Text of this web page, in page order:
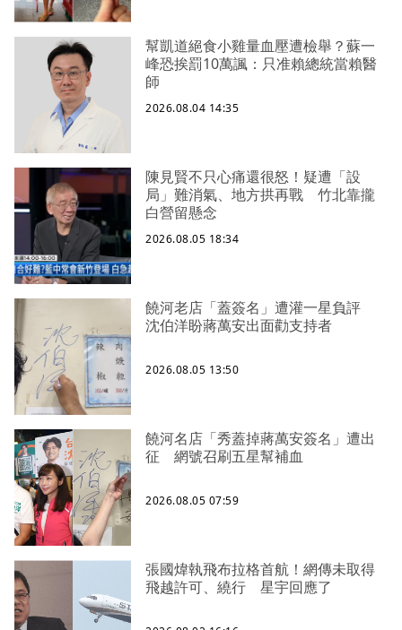
幫凱道絕食小雞量血壓遭檢舉？蘇一
峰恐挨罰10萬諷：只准賴總統當賴醫
師
2026.08.04 14:35
陳見賢不只心痛還很怒！疑遭「設
局」難消氣、地方拱再戰 竹北靠攏
白營留懸念
2026.08.05 18:34
饒河老店「蓋簽名」遭灌一星負評
沈伯洋盼蔣萬安出面勸支持者
2026.08.05 13:50
饒河名店「秀蓋掉蔣萬安簽名」遭出
征 網號召刷五星幫補血
2026.08.05 07:59
張國煒執飛布拉格首航！網傳未取得
飛越許可、繞行 星宇回應了